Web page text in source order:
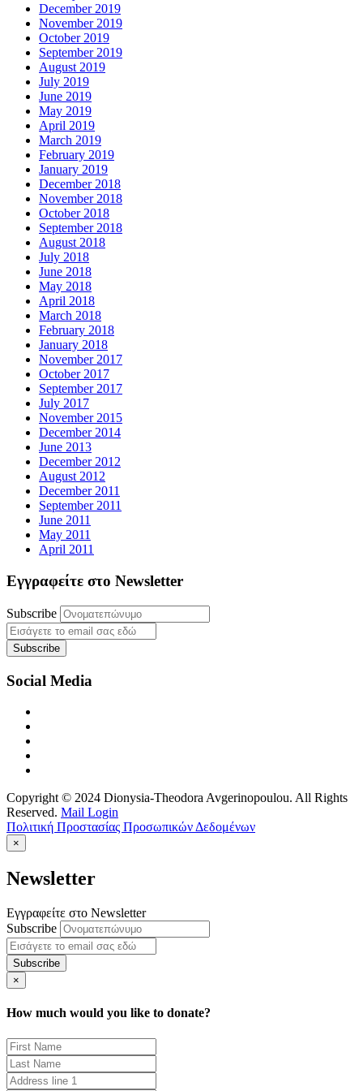
December 2019
November 2019
October 2019
September 2019
August 2019
July 2019
June 2019
May 2019
April 2019
March 2019
February 2019
January 2019
December 2018
November 2018
October 2018
September 2018
August 2018
July 2018
June 2018
May 2018
April 2018
March 2018
February 2018
January 2018
November 2017
October 2017
September 2017
July 2017
November 2015
December 2014
June 2013
December 2012
August 2012
December 2011
September 2011
June 2011
May 2011
April 2011
Εγγραφείτε στο Newsletter
Subscribe
Social Media
Copyright © 2024 Dionysia-Theodora Avgerinopoulou. All Rights
Reserved. Mail Login
Πολιτική Προστασίας Προσωπικών Δεδομένων
×
Newsletter
Εγγραφείτε στο Newsletter
Subscribe
×
How much would you like to donate?